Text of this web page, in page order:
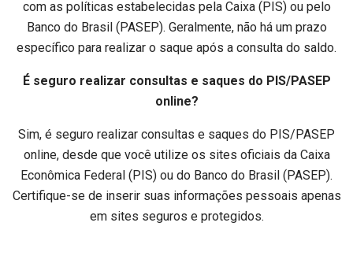
com as políticas estabelecidas pela Caixa (PIS) ou pelo
Banco do Brasil (PASEP). Geralmente, não há um prazo
específico para realizar o saque após a consulta do saldo.
É seguro realizar consultas e saques do PIS/PASEP
online?
Sim, é seguro realizar consultas e saques do PIS/PASEP
online, desde que você utilize os sites oficiais da Caixa
Econômica Federal (PIS) ou do Banco do Brasil (PASEP).
Certifique-se de inserir suas informações pessoais apenas
em sites seguros e protegidos.